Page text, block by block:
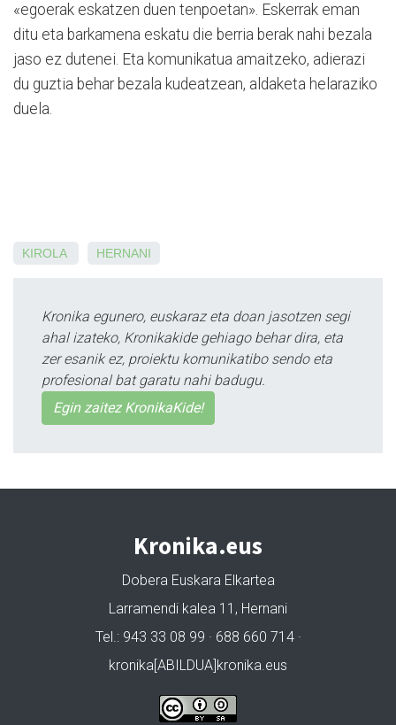
«egoerak eskatzen duen tenpoetan». Eskerrak eman
ditu eta barkamena eskatu die berria berak nahi bezala
jaso ez dutenei. Eta komunikatua amaitzeko, adierazi
du guztia behar bezala kudeatzean, aldaketa helaraziko
duela.
KIROLA HERNANI
Kronika egunero, euskaraz eta doan jasotzen segi
ahal izateko, Kronikakide gehiago behar dira, eta
zer esanik ez, proiektu komunikatibo sendo eta
profesional bat garatu nahi badugu.
Egin zaitez KronikaKide!
Kronika.eus
Dobera Euskara Elkartea
Larramendi kalea 11, Hernani
Tel.: 943 33 08 99 · 688 660 714 ·
kronika[ABILDUA]kronika.eus